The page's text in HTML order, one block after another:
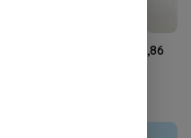
Ekonomi Aceh Tumbuh 4,86